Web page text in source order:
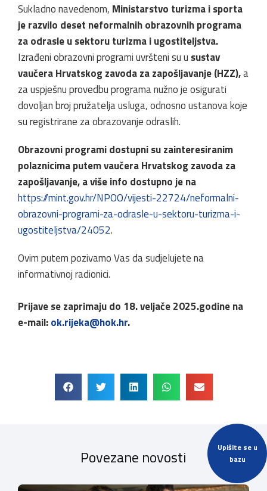
Upišite se u
bazu
Sukladno navedenom, Ministarstvo turizma i sporta
je razvilo deset neformalnih obrazovnih programa
za odrasle u sektoru turizma i ugostiteljstva.
Izrađeni obrazovni programi uvršteni su u sustav
vaučera Hrvatskog zavoda za zapošljavanje (HZZ),a
za uspješnu provedbu programa nužno je osigurati
dovoljan broj pružatelja usluga, odnosno ustanova koje
su registrirane za obrazovanje odraslih.
Obrazovni programi dostupni su zainteresiranim
polaznicima putem vaučera Hrvatskog zavoda za
zapošljavanje, a više info dostupno je na
https://mint.gov.hr/NPOO/vijesti-22724/neformalni-
obrazovni-programi-za-odrasle-u-sektoru-turizma-i-
ugostiteljstva/24052.
Ovim putem pozivamo Vas da sudjelujete na
informativnoj radionici.
Prijave se zaprimaju do 18. veljače 2025.godine na
e-mail:ok.rijeka@hok.hr.
Povezane novosti